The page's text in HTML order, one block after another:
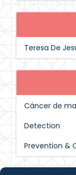
Teresa De
Cáncer de
Detection
Prevention &